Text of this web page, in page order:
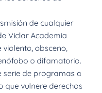
de cualquier
Viclar Academia
violento, obsceno,
o difamatorio.
serie de programas o
que vulnere derechos